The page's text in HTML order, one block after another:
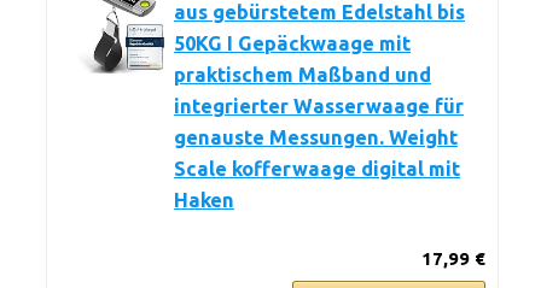
aus gebürstetem Edelstahl bis
50KG I Gepäckwaage mit
praktischem Maßband und
integrierter Wasserwaage für
genauste Messungen. Weight
Scale kofferwaage digital mit
Haken
17,99 €